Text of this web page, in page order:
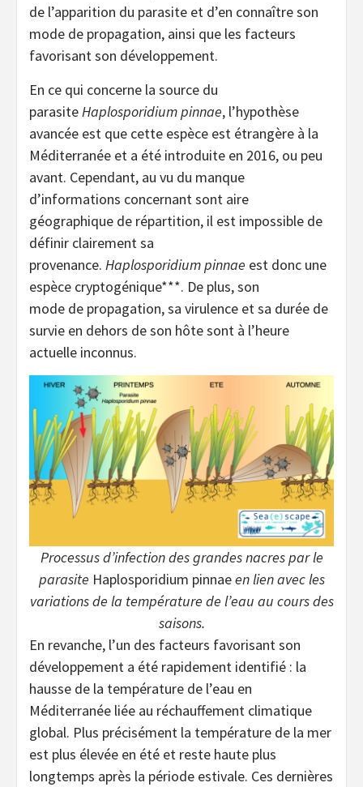
de l’apparition du parasite et d’en connaître son
mode de propagation, ainsi que les facteurs
favorisant son développement.
En ce qui concerne la source du
parasiteHaplosporidiumpinnae, l’hypothèse
avancée est que cette espèce est étrangère à la
Méditerranée et a été introduite en 2016, ou peu
avant. Cependant, au vu du manque
d’informations concernant sont aire
géographique de répartition, il est impossible de
définir clairement sa
provenance. Haplosporidiumpinnae est donc une
espèce cryptogénique***. De plus, son
mode de propagation, sa virulence et sa durée de
survie en dehors de son hôte sont à l’heure
actuelle inconnus.
Processus d’infection des grandes nacres par le
parasite Haplosporidium pinnaeen lien avec les
variations de la température de l’eau au cours des
saisons.
En revanche, l’un des facteurs favorisant son
développement a été rapidement identifié : la
hausse de la température de l’eau en
Méditerranée liée au réchauffement climatique
global. Plus précisément la température de la mer
est plus élevée en été et reste haute plus
longtemps après la période estivale. Ces dernières